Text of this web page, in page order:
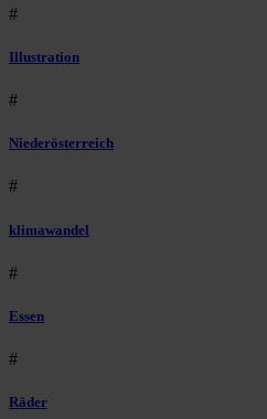
#
Illustration
#
Niederösterreich
#
klimawandel
#
Essen
#
Räder